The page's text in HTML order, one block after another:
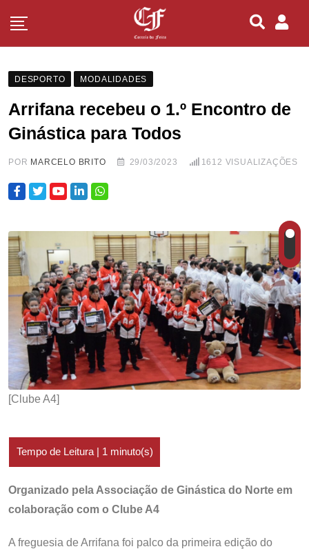
DESPORTO MODALIDADES
Arrifana recebeu o 1.º Encontro de
Ginástica para Todos
POR MARCELO BRITO 29/03/2023 1612 VISUALIZAÇÕES
[Clube A4]
Organizado pela Associação de Ginástica do Norte em
colaboração com o Clube A4
A freguesia de Arrifana foi palco da primeira edição do